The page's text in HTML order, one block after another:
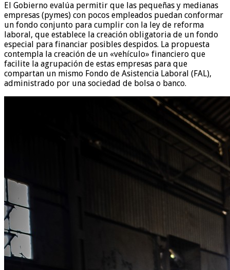
El Gobierno evalúa permitir que las pequeñas y medianas
empresas (pymes) con pocos empleados puedan conformar
un fondo conjunto para cumplir con la ley de reforma
laboral, que establece la creación obligatoria de un fondo
especial para financiar posibles despidos. La propuesta
contempla la creación de un «vehículo» financiero que
facilite la agrupación de estas empresas para que
compartan un mismo Fondo de Asistencia Laboral (FAL),
administrado por una sociedad de bolsa o banco.